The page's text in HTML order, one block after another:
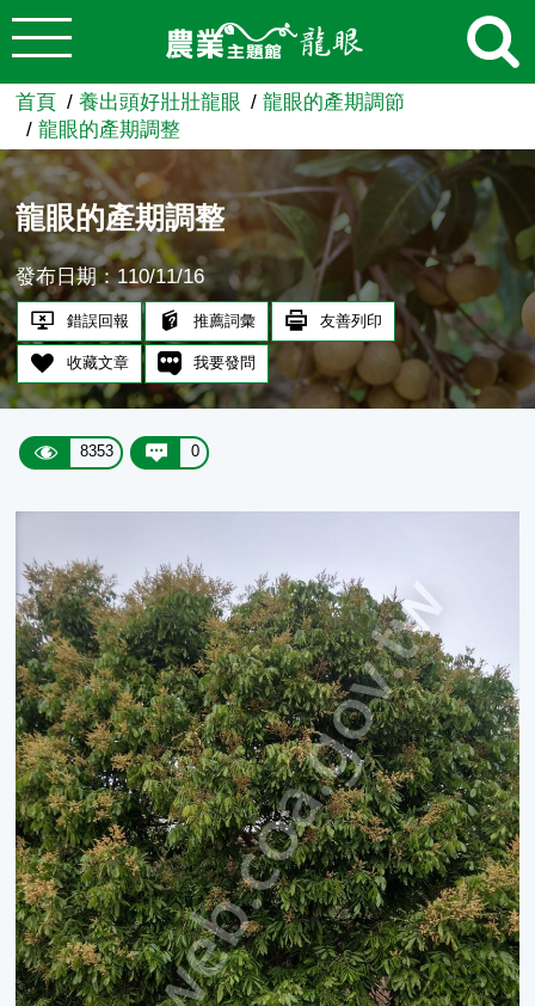
跳到主要內容
農業知識入口網
首頁 養出頭好壯壯龍眼
龍眼的產期調節
龍眼的產期調整
龍眼的產期調整
發布日期：110/11/16
錯誤回報 推薦詞彙 友善列印
收藏文章 我要發問
8353 0